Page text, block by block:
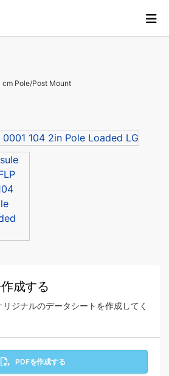
cm Pole/Post Mount
成する
ジナルのデータシートを作成してく
PDFを作成する